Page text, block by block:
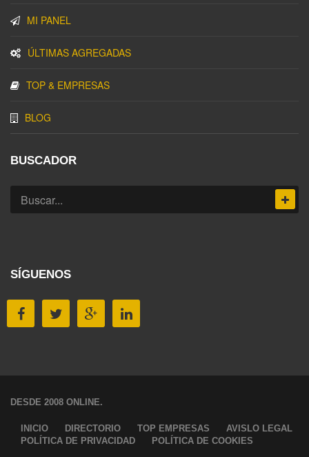
MI PANEL
ÚLTIMAS AGREGADAS
TOP & EMPRESAS
BLOG
BUSCADOR
SÍGUENOS
DESDE 2008 ONLINE.
INICIO DIRECTORIO TOP EMPRESAS
AVISLO LEGAL
POLÍTICA DE PRIVACIDAD
POLÍTICA DE COOKIES